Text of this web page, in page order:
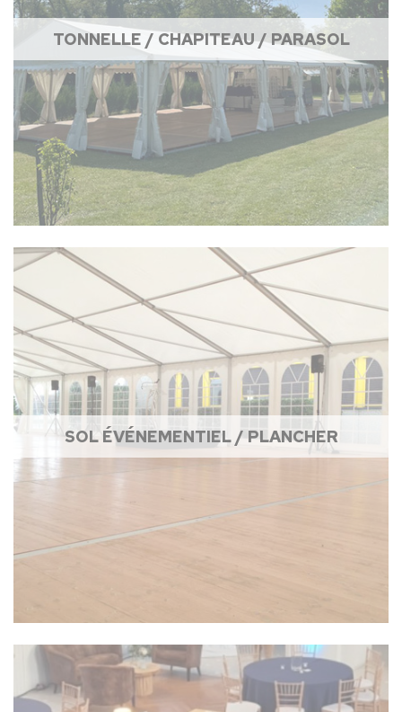
TONNELLE / CHAPITEAU / PARASOL
SOL ÉVÉNEMENTIEL / PLANCHER